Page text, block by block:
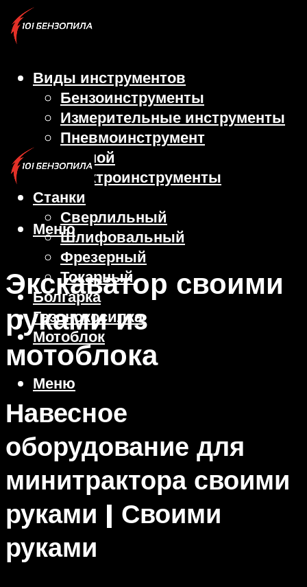
Виды инструментов
Бензоинструменты
Измерительные инструменты
Пневмоинструмент
Ручной
Электроинструменты
Станки
Сверлильный
Шлифовальный
Фрезерный
Токарный
Болгарка
Газонокосилка
Мотоблок
Меню
Меню
Экскаватор своими
руками из
мотоблока
Навесное
оборудование для
минитрактора своими
руками | Своими
руками